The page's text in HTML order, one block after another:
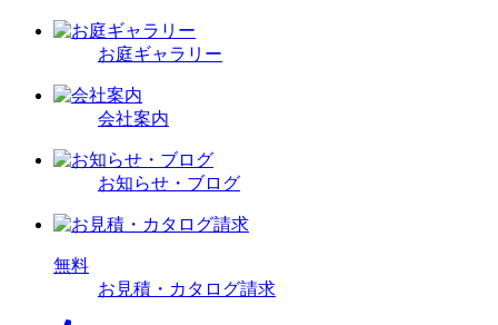
お庭ギャラリー
会社案内
お知らせ・ブログ
無料
お見積・カタログ請求